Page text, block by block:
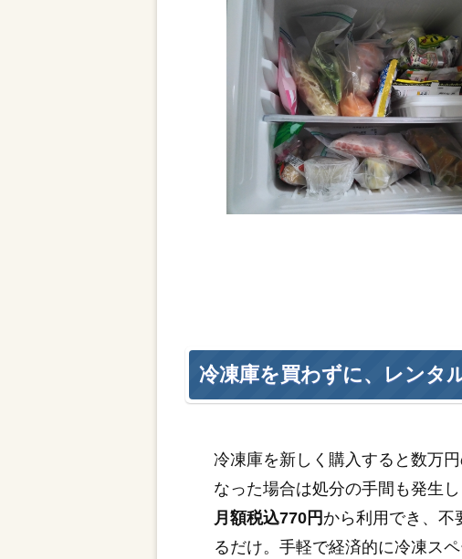
冷凍庫を買わずに、レンタ
冷凍庫を新しく購入すると数万
なった場合は処分の手間も発生
月額税込770円から利用でき、不
るだけ。手軽で経済的に冷凍ス